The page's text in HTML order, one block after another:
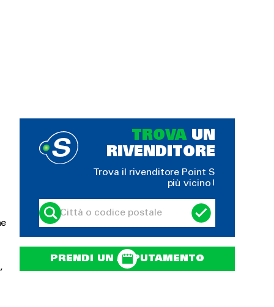
TROVAUN
RIVENDITORE
Trova il rivenditore Point S
più vicino!
PRENDI UN APPUTAMENTO